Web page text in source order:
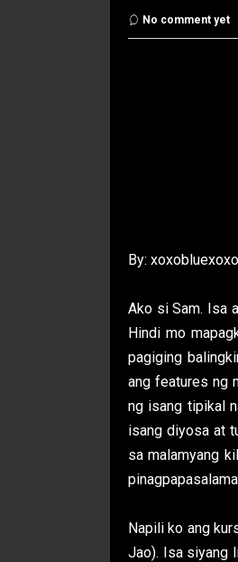
No comment yet
By: xoxobluexoxo
Ako si Sam. Isa
Hindi mo
pagiging
ang features ng
ng isang tipikal
isang diyosa at
sa malamyang
Napili ko ang
Jao). Isa siyang